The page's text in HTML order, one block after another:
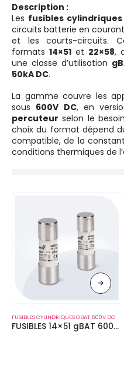
Description :
Les fusibles cylindriques
circuits batterie en
et les courts-circuits.
formats 14×51et 22×58,
une classe d’utilisation
50kA DC.
La gamme couvre les
sous 600V DC, en
percuteur selon le
choix du format dépend
compatible, de la
conditions thermiques de
FUSIBLES CYLINDRIQUES GBAT 600V DC
FUSIBLES 14×51 gBAT 600V DC